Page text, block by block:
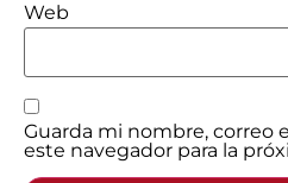
Web
Guarda mi nombre, correo
este navegador para la